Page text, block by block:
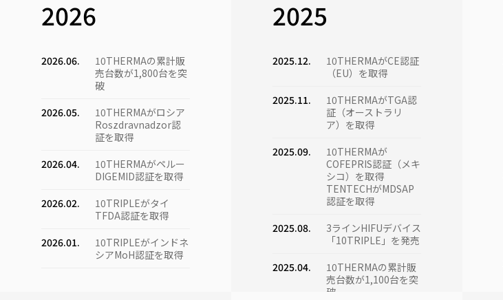
2026
2026.06.
10THERMAの累計販
売台数が1,800台を突
破
2026.05.
10THERMAがロシア
Roszdravnadzor認
証を取得
2026.04.
10THERMAがペルー
DIGEMID認証を取得
2026.02.
10TRIPLEがタイ
TFDA認証を取得
2026.01.
10TRIPLEがインドネ
シアMoH認証を取得
2025
2025.12.
10THERMAがCE認証
（EU）を取得
2025.11.
10THERMAがTGA認
証（オース​​トラリ
ア）を取得
2025.09.
10THERMAが
COFEPRIS認証（メキ
シコ）を取得
TENTECHがMDSAP
認証を取得
2025.08.
3ラインHIFUデバイス
「10TRIPLE」を発売
2025.04.
10THERMAの累計販
売台数が1,100台を突
破